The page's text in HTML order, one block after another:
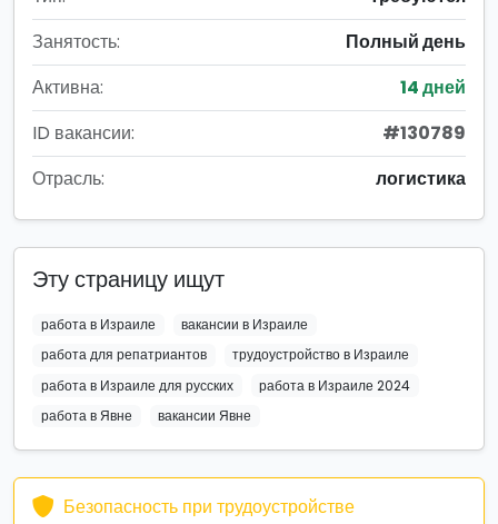
Занятость:
Полный день
Активна:
14 дней
ID вакансии:
#130789
Отрасль:
логистика
Эту страницу ищут
работа в Израиле
вакансии в Израиле
работа для репатриантов
трудоустройство в Израиле
работа в Израиле для русских
работа в Израиле 2024
работа в Явне
вакансии Явне
Безопасность при трудоустройстве